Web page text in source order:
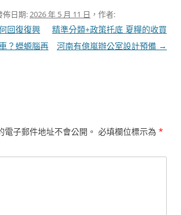
佈日期:2026 年 5 月 11 日 ，作者:
回復復興
？蠑螈腦再
精準分類+政策托底 夏糧的收買
河南有億嵐辦公室設計預備 →
子郵件地址不會公開。 必填欄位標示為 *